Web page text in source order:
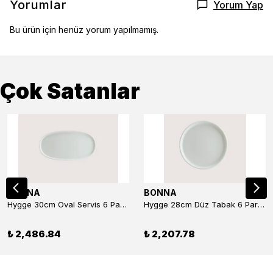
Yorumlar Yorum Yap
Bu ürün için henüz yorum yapılmamış.
Çok Satanlar
BONNA
Hygge 30cm Oval Servis 6 Parça
₺ 2,486.84
BONNA
Hygge 28cm Düz Tabak 6 Parça
₺ 2,207.78